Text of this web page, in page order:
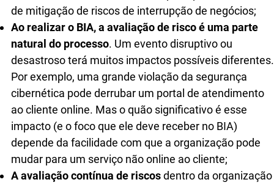
de mitigação de riscos de interrupção de negócios;
Ao realizar o BIA, a avaliação de risco é uma parte
natural do processo. Um evento disruptivo ou
desastroso terá muitos impactos possíveis diferentes.
Por exemplo, uma grande violação da segurança
cibernética pode derrubar um portal de atendimento
ao cliente online. Mas o quão significativo é esse
impacto (e o foco que ele deve receber no BIA)
depende da facilidade com que a organização pode
mudar para um serviço não online ao cliente;
A avaliação contínua de riscosdentro da organização